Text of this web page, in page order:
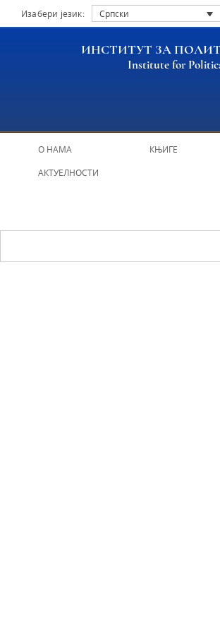
Изабери језик: Српски
ИНСТИТУТ ЗА
Institute for
О НАМА
АКТУЕЛНОСТИ
КЊИГЕ